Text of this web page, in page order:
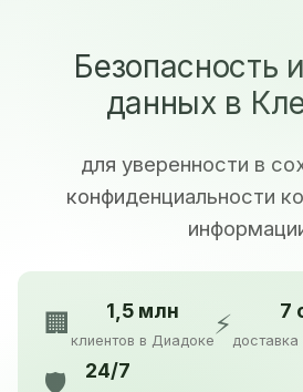
Безопасность
данных в
для уверенности в
конфиденциальности
🏢 1,5 млн
клиентов в Диадоке
⚡ 7
🛡️ 24/7